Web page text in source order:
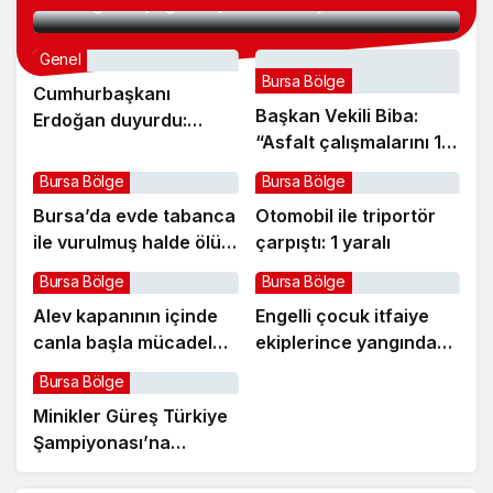
Genel
Cumhurbaşkanı
Erdoğan duyurdu:
projesi eylülde başlıyor
Bursa Bölge
Başkan Vekili Biba:
“Asfalt çalışmalarını 12
kat artırdık”
Bursa Bölge
Bursa’da evde tabanca
ile vurulmuş halde ölü
bulundu
Bursa Bölge
Otomobil ile triportör
çarpıştı: 1 yaralı
Bursa Bölge
Alev kapanının içinde
canla başla mücadele
ettiler:
Bursa Bölge
Engelli çocuk itfaiye
ekiplerince yangından
Bursa Bölge
Minikler Güreş Türkiye
Şampiyonası’na